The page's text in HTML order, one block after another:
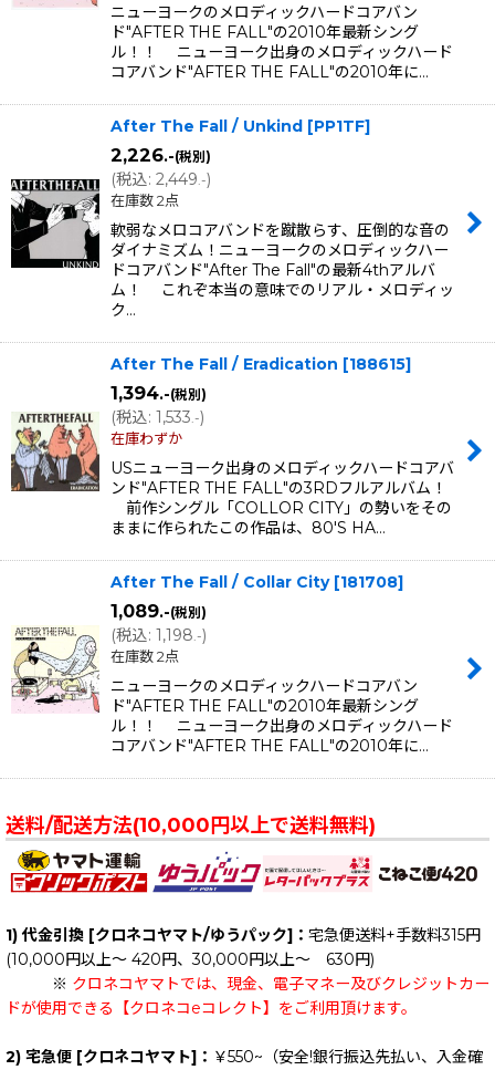
ニューヨークのメロディックハードコアバン
ド"AFTER THE FALL"の2010年最新シング
ル！！ ニューヨーク出身のメロディックハード
コアバンド"AFTER THE FALL"の2010年に…
After The Fall / Unkind [PP1TF]
2,226.-(税別)
(税込: 2,449 .-)
在庫数 2点
軟弱なメロコアバンドを蹴散らす、圧倒的な音の
ダイナミズム！ニューヨークのメロディックハー
ドコアバンド"After The Fall"の最新4thアルバ
ム！ これぞ本当の意味でのリアル・メロディッ
ク…
After The Fall / Eradication [188615]
1,394.-(税別)
(税込: 1,533 .-)
在庫わずか
USニューヨーク出身のメロディックハードコアバ
ンド"AFTER THE FALL"の3RDフルアルバム！
前作シングル「COLLOR CITY」の勢いをその
ままに作られたこの作品は、80'S HA…
After The Fall / Collar City [181708]
1,089.-(税別)
(税込: 1,198 .-)
在庫数 2点
ニューヨークのメロディックハードコアバン
ド"AFTER THE FALL"の2010年最新シング
ル！！ ニューヨーク出身のメロディックハード
コアバンド"AFTER THE FALL"の2010年に…
送料/配送方法(10,000円以上で送料無料)
1) 代金引換 [クロネコヤマト/ゆうパック]： 宅急便送料+手数料315円
(10,000円以上～ 420円、30,000円以上～ 630円)
※ クロネコヤマトでは、現金、電子マネー及びクレジットカー
ドが使用できる【クロネコeコレクト】をご利用頂けます。
2) 宅急便 [クロネコヤマト]： ￥550~（安全!銀行振込先払い、入金確